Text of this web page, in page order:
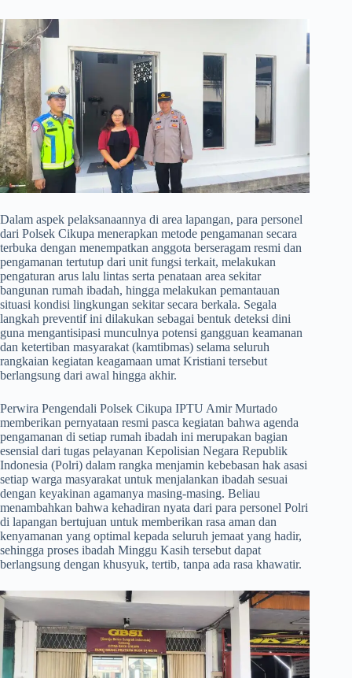
​Dalam aspek pelaksanaannya di area lapangan, para personel
dari Polsek Cikupa menerapkan metode pengamanan secara
terbuka dengan menempatkan anggota berseragam resmi dan
pengamanan tertutup dari unit fungsi terkait, melakukan
pengaturan arus lalu lintas serta penataan area sekitar
bangunan rumah ibadah, hingga melakukan pemantauan
situasi kondisi lingkungan sekitar secara berkala. Segala
langkah preventif ini dilakukan sebagai bentuk deteksi dini
guna mengantisipasi munculnya potensi gangguan keamanan
dan ketertiban masyarakat (kamtibmas) selama seluruh
rangkaian kegiatan keagamaan umat Kristiani tersebut
berlangsung dari awal hingga akhir.
​Perwira Pengendali Polsek Cikupa IPTU Amir Murtado
memberikan pernyataan resmi pasca kegiatan bahwa agenda
pengamanan di setiap rumah ibadah ini merupakan bagian
esensial dari tugas pelayanan Kepolisian Negara Republik
Indonesia (Polri) dalam rangka menjamin kebebasan hak asasi
setiap warga masyarakat untuk menjalankan ibadah sesuai
dengan keyakinan agamanya masing-masing. Beliau
menambahkan bahwa kehadiran nyata dari para personel Polri
di lapangan bertujuan untuk memberikan rasa aman dan
kenyamanan yang optimal kepada seluruh jemaat yang hadir,
sehingga proses ibadah Minggu Kasih tersebut dapat
berlangsung dengan khusyuk, tertib, tanpa ada rasa khawatir.